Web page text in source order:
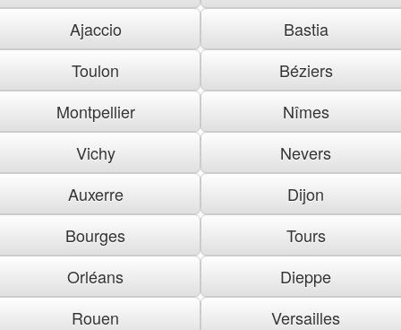
Ajaccio
Bastia
Toulon
Béziers
Montpellier
Nîmes
Vichy
Nevers
Auxerre
Dijon
Bourges
Tours
Orléans
Dieppe
Rouen
Versailles